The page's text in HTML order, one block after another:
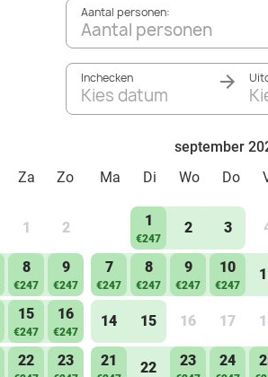
Aantal personen:
Aantal personen
Inchecken
Kies datum
Za Zo
1 2
8
€247
9
€247
15
€247
16
€247
22 23
september
Ma
Di Wo Do
1
€247
2 3
7
€247
8
€247
9
€247
10
€247
14 15 16 17
21 22 23 24